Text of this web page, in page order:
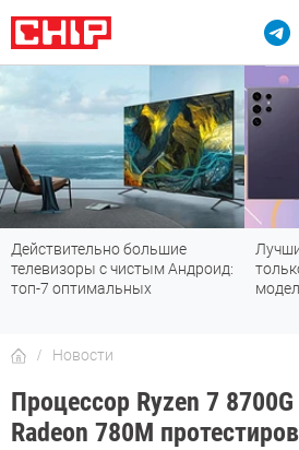
Лучшие смартфоны 2025 года:
только самые интересные
модели
Новости
Процессор Ryzen 7
Radeon 780M